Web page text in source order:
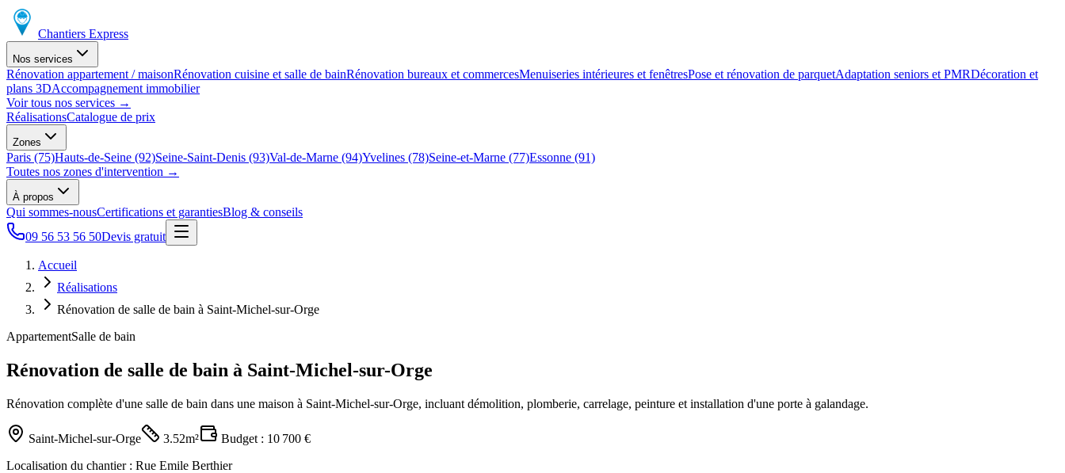
Chantiers Express
Nos services
Rénovation appartement / maisonRénovation cuisine et salle de bainRénovation bureaux et commercesMenuiseries intérieures et fenêtresPose et rénovation de parquetAdaptation seniors et PMRDécoration et
plans 3DAccompagnement immobilier
Voir tous nos services →
RéalisationsCatalogue de prix
Zones
Paris (75)Hauts-de-Seine (92)Seine-Saint-Denis (93)Val-de-Marne (94)Yvelines (78)Seine-et-Marne (77)Essonne (91)
Toutes nos zones d'intervention →
À propos
Qui sommes-nousCertifications et garantiesBlog & conseils
09 56 53 56 50Devis gratuit
Accueil
Réalisations
Rénovation de salle de bain à Saint-Michel-sur-Orge
AppartementSalle de bain
Rénovation de salle de bain à Saint-Michel-sur-Orge
Rénovation complète d'une salle de bain dans une maison à Saint-Michel-sur-Orge, incluant démolition, plomberie, carrelage, peinture et installation d'une porte à galandage.
Saint-Michel-sur-Orge 3.52m² Budget : 10 700 €
Localisation du chantier : Rue Emile Berthier